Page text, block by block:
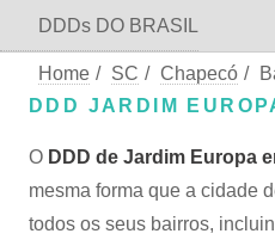
DDDs DO BRASIL
Home / SC / Chapecó /
DDD JARDIM
O DDD de Jardim Europa
mesma forma que a cidade
todos os seus bairros,